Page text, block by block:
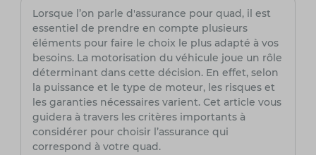
Lorsque l’on parle d'assurance pour quad, il est
essentiel de prendre en compte plusieurs
éléments pour faire le choix le plus adapté à vos
besoins. La motorisation du véhicule joue un rôle
déterminant dans cette décision. En effet, selon
la puissance et le type de moteur, les risques et
les garanties nécessaires varient. Cet article vous
guidera à travers les critères importants à
considérer pour choisir l’assurance qui
correspond à votre quad.